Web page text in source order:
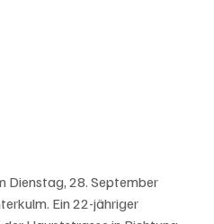
Dienstag, 28. September
Ein 22-jähriger